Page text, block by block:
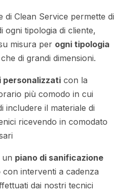
di Clean Service permette di
ogni tipologia di cliente,
misura per ogni tipologia
di grandi dimensioni.
personalizzati con la
più comodo in cui
includere il materiale di
ricevendo in comodato
un piano di sanificazione
con interventi a cadenza
dai nostri tecnici